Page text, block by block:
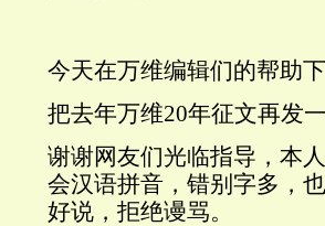
今天在万维编辑们的帮助
把去年万维20年征文再发一
谢谢网友们光临指导，本
会汉语拼音，错别字多，
好说，拒绝谩骂。